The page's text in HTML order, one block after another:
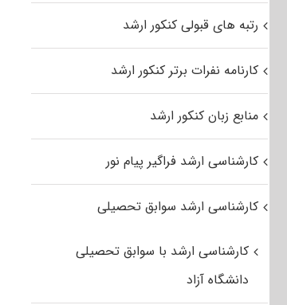
رتبه های قبولی کنکور ارشد
کارنامه نفرات برتر کنکور ارشد
منابع زبان کنکور ارشد
کارشناسی ارشد فراگیر پیام نور
کارشناسی ارشد سوابق تحصیلی
کارشناسی ارشد با سوابق تحصیلی
دانشگاه آزاد